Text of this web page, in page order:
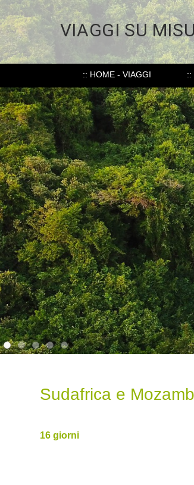
VIAGGI SU
:: HOME - VIAGGI ::
Sudafrica e
16 giorni